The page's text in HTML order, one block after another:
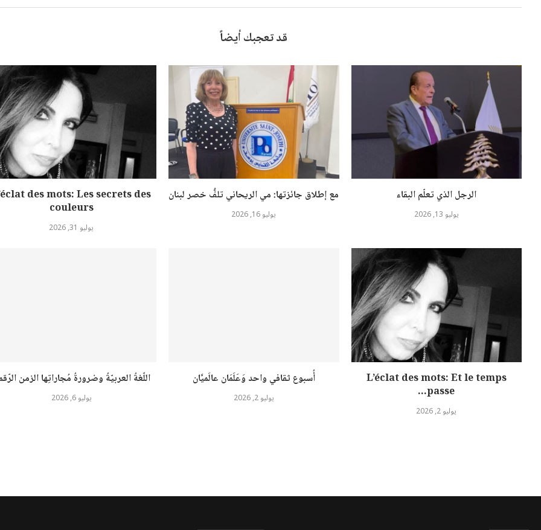
قد تعجبك أيضاً
des mots: Les secrets des
couleurs
يوليو 31, 2026
مع إطلاق جائزتها: مي الريحاني تلفُّ خصر لبنان
يوليو 16, 2026
الرجل الذي تعلّم البقاء
يوليو 13, 2026
اللّغةُ العربيّةُ وضرورةُ مُجاراتِها الزمن
يوليو 6, 2026
أُسبوع ثقافي واحد وَعَلَمَان عالَميَّان
يوليو 2, 2026
L’éclat des mots: Et le temps
passe…
يوليو 2, 2026